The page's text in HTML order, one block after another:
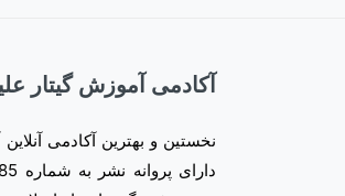
آکادمی آموزش گیتار
نخستین و بهترین آکادمی